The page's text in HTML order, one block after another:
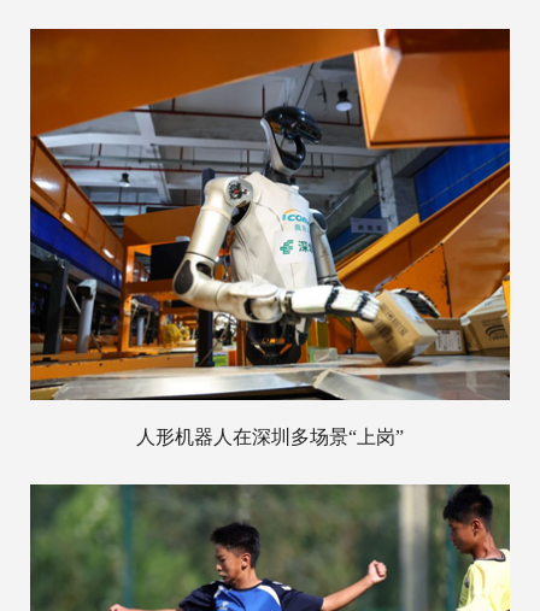
人形机器人在深圳多场景“上岗”